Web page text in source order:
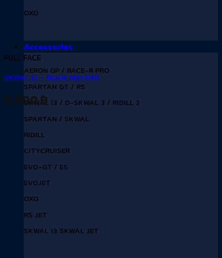
OXO
Accessories
AERON GP / RACE-R PRO
SPARTAN GT / RS
SKWAL i3 / D-SKWAL 3 / RIDILL 2
SPARTAN / SKWAL
RIDILL
CITYCRUISER
EVO-GT / ES
EVOJET
OXO
RS JET
SKWAL i3 SKWAL JET
FULL FACE
SKWAL i3 – Blank Mat KAK
9,900฿